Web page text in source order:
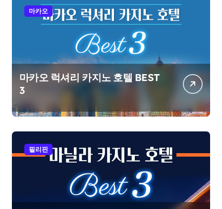
마카오
마카오 럭셔리 카지노 호텔 BEST
3
필리핀